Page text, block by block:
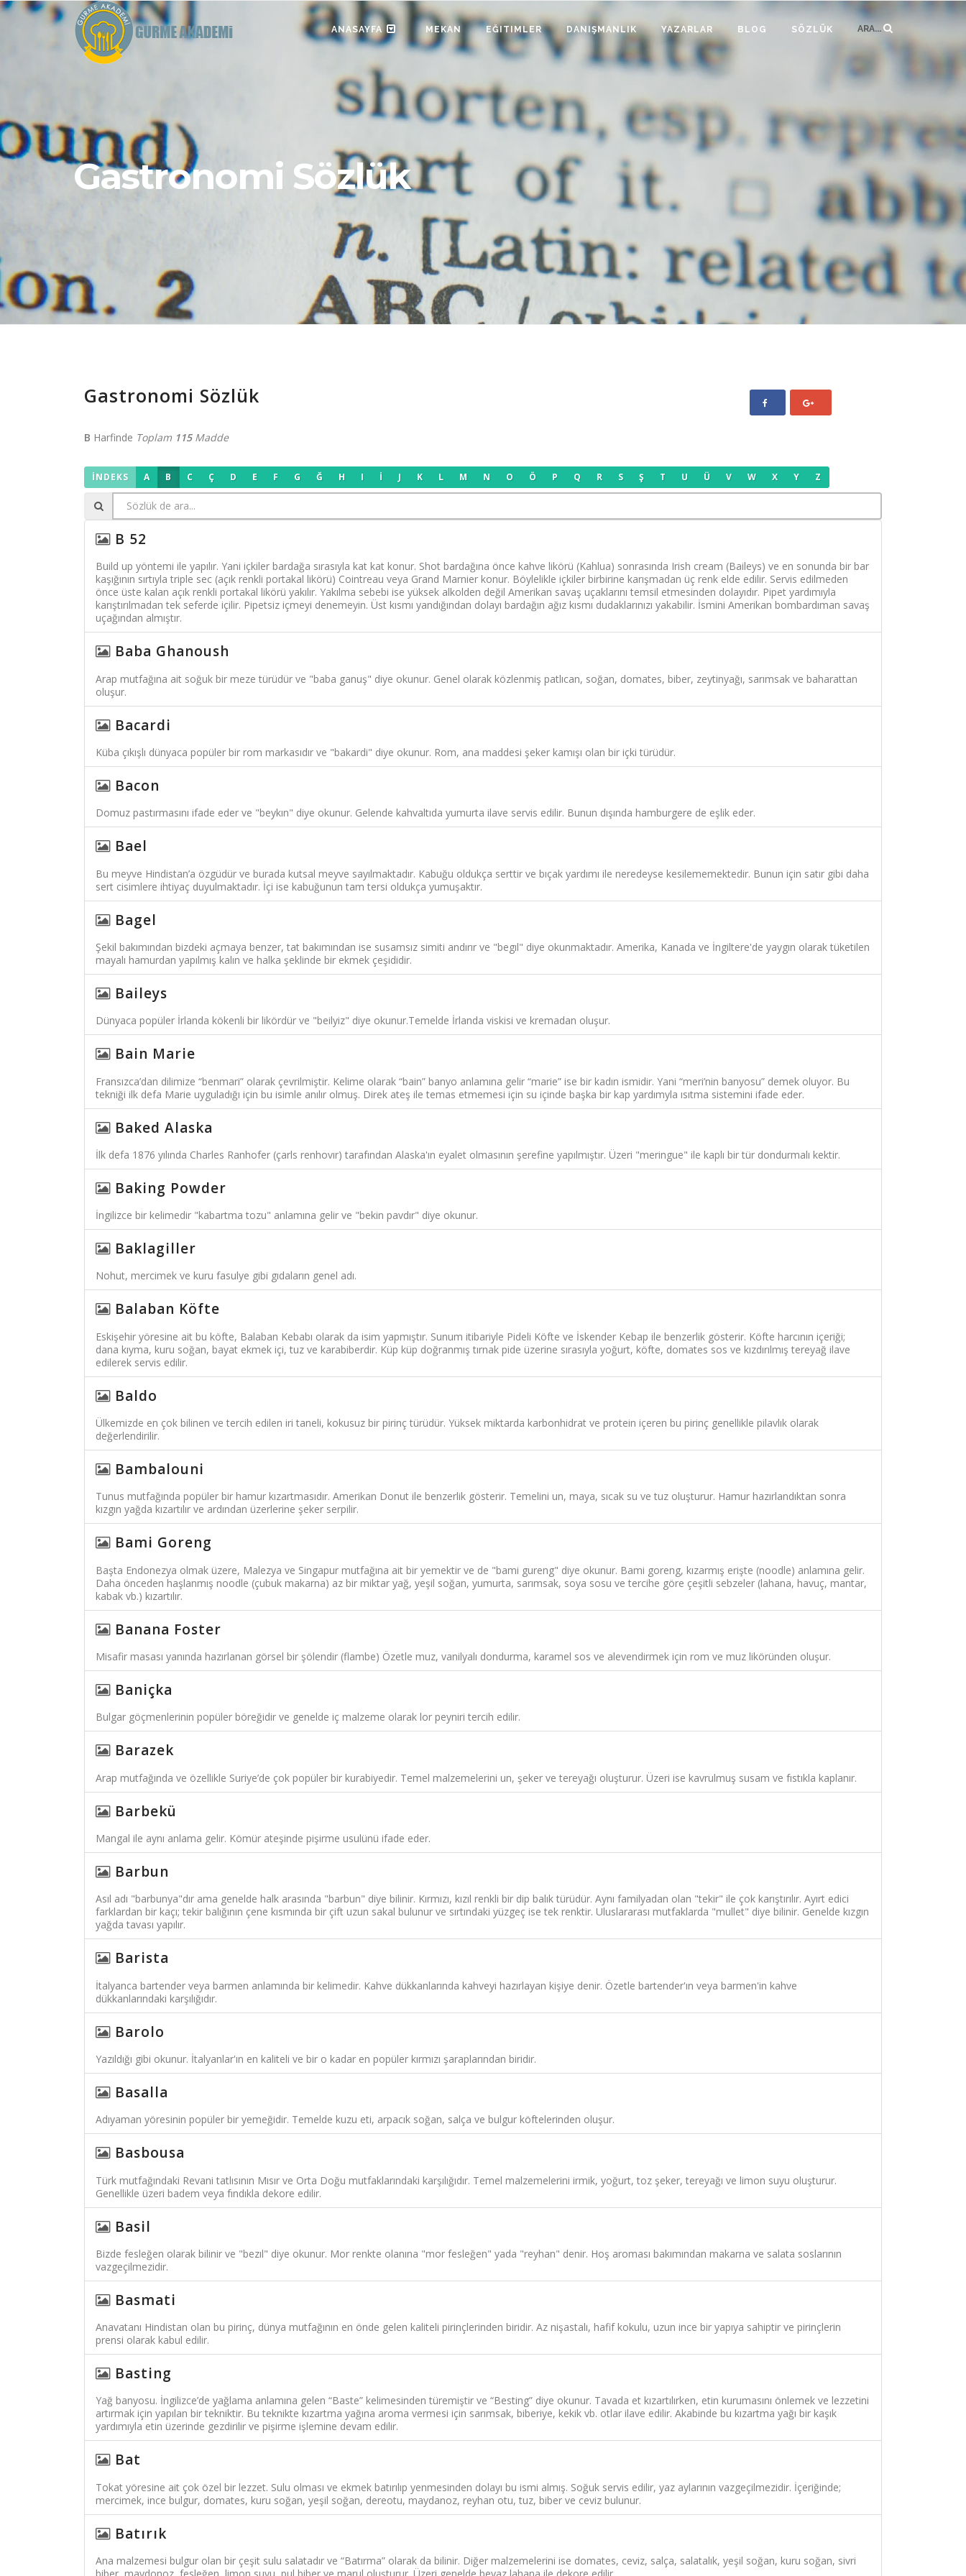
ARA...
ANASAYFA MEKAN EĞITIMLER DANIŞMANLIK YAZARLAR BLOG SÖZLÜK
Gastronomi Sözlük
Gastronomi Sözlük
B Harfinde Toplam 115Madde
İNDEKS A B C Ç D E F G Ğ H I İ J K L M N O Ö P Q R S Ş T U Ü V W X Y Z
B 52
Build up yöntemi ile yapılır. Yani içkiler bardağa sırasıyla kat kat konur. Shot bardağına önce kahve likörü (Kahlua) sonrasında Irish cream (Baileys) ve en sonunda bir bar
kaşığının sırtıyla triple sec (açık renkli portakal likörü) Cointreau veya Grand Marnier konur. Böylelikle içkiler birbirine karışmadan üç renk elde edilir. Servis edilmeden
önce üste kalan açık renkli portakal likörü yakılır. Yakılma sebebi ise yüksek alkolden değil Amerikan savaş uçaklarını temsil etmesinden dolayıdır. Pipet yardımıyla
karıştırılmadan tek seferde içilir. Pipetsiz içmeyi denemeyin. Üst kısmı yandığından dolayı bardağın ağız kısmı dudaklarınızı yakabilir. İsmini Amerikan bombardıman savaş
uçağından almıştır.
Baba Ghanoush
Arap mutfağına ait soğuk bir meze türüdür ve "baba ganuş" diye okunur. Genel olarak közlenmiş patlıcan, soğan, domates, biber, zeytinyağı, sarımsak ve baharattan
oluşur.
Bacardi
Küba çıkışlı dünyaca popüler bir rom markasıdır ve "bakardi" diye okunur. Rom, ana maddesi şeker kamışı olan bir içki türüdür.
Bacon
Domuz pastırmasını ifade eder ve "beykın" diye okunur. Gelende kahvaltıda yumurta ilave servis edilir. Bunun dışında hamburgere de eşlik eder.
Bael
Bu meyve Hindistan’a özgüdür ve burada kutsal meyve sayılmaktadır. Kabuğu oldukça serttir ve bıçak yardımı ile neredeyse kesilememektedir. Bunun için satır gibi daha
sert cisimlere ihtiyaç duyulmaktadır. İçi ise kabuğunun tam tersi oldukça yumuşaktır.
Bagel
Şekil bakımından bizdeki açmaya benzer, tat bakımından ise susamsız simiti andırır ve "begıl" diye okunmaktadır. Amerika, Kanada ve İngiltere'de yaygın olarak tüketilen
mayalı hamurdan yapılmış kalın ve halka şeklinde bir ekmek çeşididir.
Baileys
Dünyaca popüler İrlanda kökenli bir likördür ve "beilyiz" diye okunur.Temelde İrlanda viskisi ve kremadan oluşur.
Bain Marie
Fransızca’dan dilimize “benmari” olarak çevrilmiştir. Kelime olarak “bain” banyo anlamına gelir “marie” ise bir kadın ismidir. Yani “meri’nin banyosu” demek oluyor. Bu
tekniği ilk defa Marie uyguladığı için bu isimle anılır olmuş. Direk ateş ile temas etmemesi için su içinde başka bir kap yardımyla ısıtma sistemini ifade eder.
Baked Alaska
İlk defa 1876 yılında Charles Ranhofer (çarls renhovır) tarafından Alaska'ın eyalet olmasının şerefine yapılmıştır. Üzeri "meringue" ile kaplı bir tür dondurmalı kektir.
Baking Powder
İngilizce bir kelimedir "kabartma tozu" anlamına gelir ve "bekin pavdır" diye okunur.
Baklagiller
Nohut, mercimek ve kuru fasulye gibi gıdaların genel adı.
Balaban Köfte
Eskişehir yöresine ait bu köfte, Balaban Kebabı olarak da isim yapmıştır. Sunum itibariyle Pideli Köfte ve İskender Kebap ile benzerlik gösterir. Köfte harcının içeriği;
dana kıyma, kuru soğan, bayat ekmek içi, tuz ve karabiberdir. Küp küp doğranmış tırnak pide üzerine sırasıyla yoğurt, köfte, domates sos ve kızdırılmış tereyağ ilave
edilerek servis edilir.
Baldo
Ülkemizde en çok bilinen ve tercih edilen iri taneli, kokusuz bir pirinç türüdür. Yüksek miktarda karbonhidrat ve protein içeren bu pirinç genellikle pilavlık olarak
değerlendirilir.
Bambalouni
Tunus mutfağında popüler bir hamur kızartmasıdır. Amerikan Donut ile benzerlik gösterir. Temelini un, maya, sıcak su ve tuz oluşturur. Hamur hazırlandıktan sonra
kızgın yağda kızartılır ve ardından üzerlerine şeker serpilir.
Bami Goreng
Başta Endonezya olmak üzere, Malezya ve Singapur mutfağına ait bir yemektir ve de "bami gureng" diye okunur. Bami goreng, kızarmış erişte (noodle) anlamına gelir.
Daha önceden haşlanmış noodle (çubuk makarna) az bir miktar yağ, yeşil soğan, yumurta, sarımsak, soya sosu ve tercihe göre çeşitli sebzeler (lahana, havuç, mantar,
kabak vb.) kızartılır.
Banana Foster
Misafir masası yanında hazırlanan görsel bir şölendir (flambe) Özetle muz, vanilyalı dondurma, karamel sos ve alevendirmek için rom ve muz liköründen oluşur.
Baniçka
Bulgar göçmenlerinin popüler böreğidir ve genelde iç malzeme olarak lor peyniri tercih edilir.
Barazek
Arap mutfağında ve özellikle Suriye’de çok popüler bir kurabiyedir. Temel malzemelerini un, şeker ve tereyağı oluşturur. Üzeri ise kavrulmuş susam ve fıstıkla kaplanır.
Barbekü
Mangal ile aynı anlama gelir. Kömür ateşinde pişirme usulünü ifade eder.
Barbun
Asıl adı "barbunya"dır ama genelde halk arasında "barbun" diye bilinir. Kırmızı, kızıl renkli bir dip balık türüdür. Aynı familyadan olan "tekir" ile çok karıştırılır. Ayırt edici
farklardan bir kaçı; tekir balığının çene kısmında bir çift uzun sakal bulunur ve sırtındaki yüzgeç ise tek renktir. Uluslararası mutfaklarda "mullet" diye bilinir. Genelde kızgın
yağda tavası yapılır.
Barista
İtalyanca bartender veya barmen anlamında bir kelimedir. Kahve dükkanlarında kahveyi hazırlayan kişiye denir. Özetle bartender'ın veya barmen'in kahve
dükkanlarındaki karşılığıdır.
Barolo
Yazıldığı gibi okunur. İtalyanlar'ın en kaliteli ve bir o kadar en popüler kırmızı şaraplarından biridir.
Basalla
Adıyaman yöresinin popüler bir yemeğidir. Temelde kuzu eti, arpacık soğan, salça ve bulgur köftelerinden oluşur.
Basbousa
Türk mutfağındaki Revani tatlısının Mısır ve Orta Doğu mutfaklarındaki karşılığıdır. Temel malzemelerini irmik, yoğurt, toz şeker, tereyağı ve limon suyu oluşturur.
Genellikle üzeri badem veya fındıkla dekore edilir.
Basil
Bizde fesleğen olarak bilinir ve "bezıl" diye okunur. Mor renkte olanına "mor fesleğen" yada "reyhan" denir. Hoş aroması bakımından makarna ve salata soslarının
vazgeçilmezidir.
Basmati
Anavatanı Hindistan olan bu pirinç, dünya mutfağının en önde gelen kaliteli pirinçlerinden biridir. Az nişastalı, hafif kokulu, uzun ince bir yapıya sahiptir ve pirinçlerin
prensi olarak kabul edilir.
Basting
Yağ banyosu. İngilizce’de yağlama anlamına gelen “Baste” kelimesinden türemiştir ve “Besting” diye okunur. Tavada et kızartılırken, etin kurumasını önlemek ve lezzetini
artırmak için yapılan bir tekniktir. Bu teknikte kızartma yağına aroma vermesi için sarımsak, biberiye, kekik vb. otlar ilave edilir. Akabinde bu kızartma yağı bir kaşık
yardımıyla etin üzerinde gezdirilir ve pişirme işlemine devam edilir.
Bat
Tokat yöresine ait çok özel bir lezzet. Sulu olması ve ekmek batırılıp yenmesinden dolayı bu ismi almış. Soğuk servis edilir, yaz aylarının vazgeçilmezidir. İçeriğinde;
mercimek, ince bulgur, domates, kuru soğan, yeşil soğan, dereotu, maydanoz, reyhan otu, tuz, biber ve ceviz bulunur.
Batırık
Ana malzemesi bulgur olan bir çeşit sulu salatadır ve “Batırma” olarak da bilinir. Diğer malzemelerini ise domates, ceviz, salça, salatalık, yeşil soğan, kuru soğan, sivri